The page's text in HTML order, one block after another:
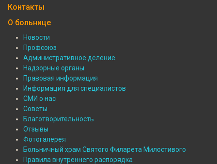
Контакты
О больнице
Подвал:
больнице
Новости
Профсоюз
Административное деление
Надзорные органы
Правовая информация
Информация для специалистов
СМИ о нас
Советы
Благотворительность
Отзывы
Фотогалерея
Больничный храм Святого Филарета Милостивого
Правила внутреннего распорядка